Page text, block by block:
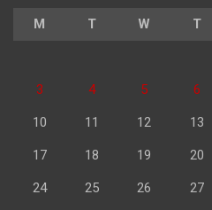
M T W T
3 4 5 6
10 11 12 13
17 18 19 20
24 25 26 27